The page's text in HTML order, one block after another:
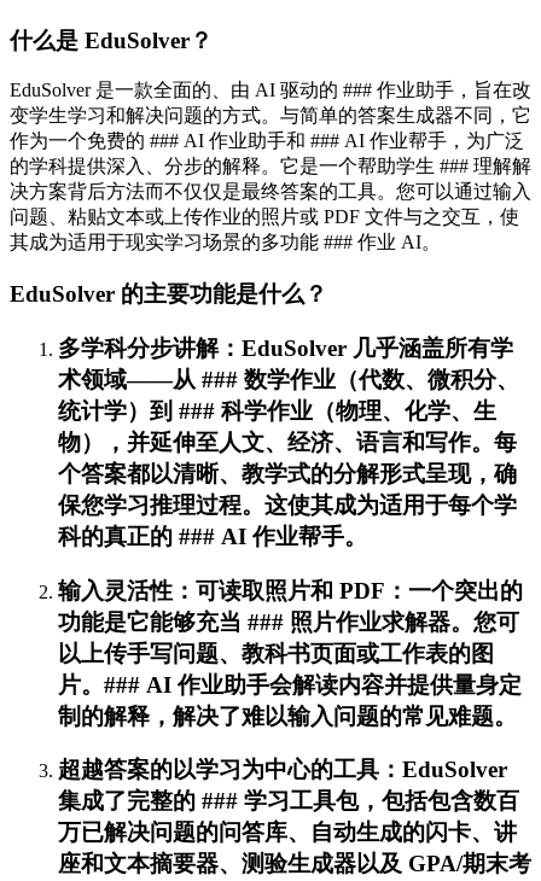
什么是 EduSolver？
EduSolver 是一款全面的、由 AI 驱动的 ### 作业助手，旨在改
变学生学习和解决问题的方式。与简单的答案生成器不同，它
作为一个免费的 ### AI 作业助手和 ### AI 作业帮手，为广泛
的学科提供深入、分步的解释。它是一个帮助学生 ### 理解解
决方案背后方法而不仅仅是最终答案的工具。您可以通过输入
问题、粘贴文本或上传作业的照片或 PDF 文件与之交互，使
其成为适用于现实学习场景的多功能 ### 作业 AI。
EduSolver 的主要功能是什么？
多学科分步讲解：EduSolver 几乎涵盖所有学
术领域——从 ### 数学作业（代数、微积分、
统计学）到 ### 科学作业（物理、化学、生
物），并延伸至人文、经济、语言和写作。每
个答案都以清晰、教学式的分解形式呈现，确
保您学习推理过程。这使其成为适用于每个学
科的真正的 ### AI 作业帮手。
输入灵活性：可读取照片和 PDF：一个突出的
功能是它能够充当 ### 照片作业求解器。您可
以上传手写问题、教科书页面或工作表的图
片。### AI 作业助手会解读内容并提供量身定
制的解释，解决了难以输入问题的常见难题。
超越答案的以学习为中心的工具：EduSolver
集成了完整的 ### 学习工具包，包括包含数百
万已解决问题的问答库、自动生成的闪卡、讲
座和文本摘要器、测验生成器以及 GPA/期末考